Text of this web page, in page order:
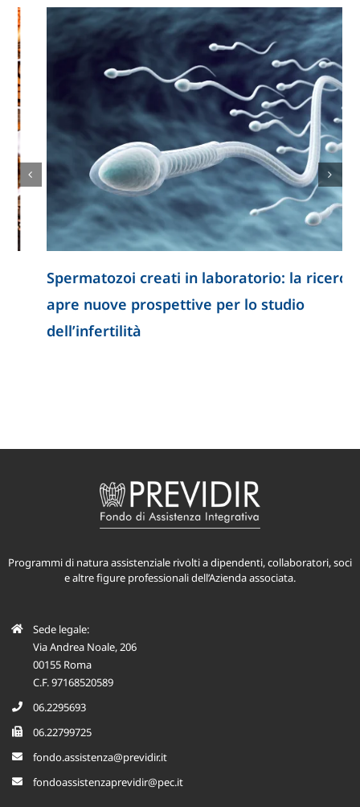
Spermatozoi creati in laboratorio: la ricerca
apre nuove prospettive per lo studio
dell’infertilità
Programmi di natura assistenziale rivolti a dipendenti, collaboratori, soci
e altre figure professionali dell’Azienda associata.
Sede legale:
Via Andrea Noale, 206
00155 Roma
C.F. 97168520589
06.2295693
06.22799725
fondo.assistenza@previdir.it
fondoassistenzaprevidir@pec.it